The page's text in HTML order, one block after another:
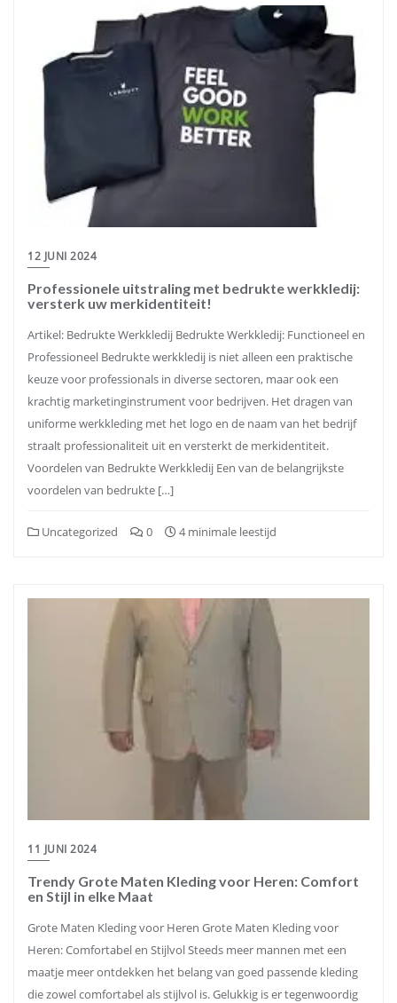
12 JUNI 2024
Professionele uitstraling met bedrukte werkkledij:
versterk uw merkidentiteit!
Artikel: Bedrukte Werkkledij Bedrukte Werkkledij: Functioneel en
Professioneel Bedrukte werkkledij is niet alleen een praktische
keuze voor professionals in diverse sectoren, maar ook een
krachtig marketinginstrument voor bedrijven. Het dragen van
uniforme werkkleding met het logo en de naam van het bedrijf
straalt professionaliteit uit en versterkt de merkidentiteit.
Voordelen van Bedrukte Werkkledij Een van de belangrijkste
voordelen van bedrukte […]
Uncategorized 0 4 minimale leestijd
11 JUNI 2024
Trendy Grote Maten Kleding voor Heren: Comfort
en Stijl in elke Maat
Grote Maten Kleding voor Heren Grote Maten Kleding voor
Heren: Comfortabel en Stijlvol Steeds meer mannen met een
maatje meer ontdekken het belang van goed passende kleding
die zowel comfortabel als stijlvol is. Gelukkig is er tegenwoordig